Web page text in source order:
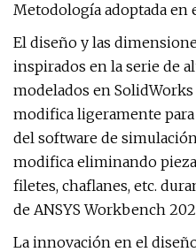
Metodología adoptada en
El diseño y las
inspirados en la serie de
modelados en SolidWorks
modifica ligeramente para
del software de
modifica eliminando
filetes, chaflanes, etc.
de ANSYS Workbench
La innovación en el